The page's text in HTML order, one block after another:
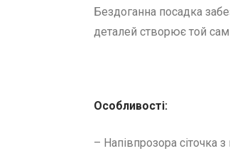
Бездоганна посадка
деталей створює той
Особливості:
– Напівпрозора сіточка